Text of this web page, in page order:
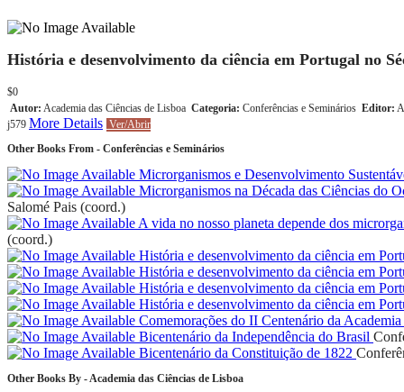
História e desenvolvimento da ciência em Portugal no
$0
Autor: Academia das Ciências de Lisboa Categoria: Conferências e Seminários Editor:
j579 More Details Ver/Abrir
Other Books From - Conferências e Seminários
Microrganismos e Desenvolvimento
Microrganismos na Década das Ciências do
Salomé Pais (coord.)
A vida no nosso planeta depende dos
(coord.)
História e desenvolvimento da ciência em
História e desenvolvimento da ciência em
História e desenvolvimento da ciência em
História e desenvolvimento da ciência em
Comemorações do II Centenário da
Bicentenário da Independência do Brasil
Bicentenário da Constituição de 1822
Other Books By - Academia das Ciências de Lisboa